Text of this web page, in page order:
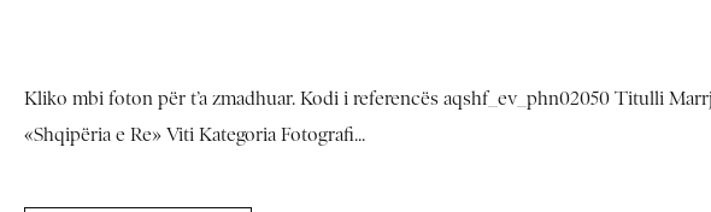
Kliko mbi foton për t’a zmadhuar. Kodi i referencës aqshf_ev_phn02050 Titulli
«Shqipëria e Re» Viti Kategoria Fotografi...